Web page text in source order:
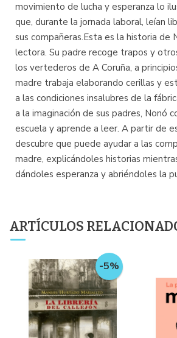
movimiento de lucha y esperanza lo
que, durante la jornada laboral, leían
sus compañeras.Esta es la historia de
lectora. Su padre recoge trapos y
los vertederos de A Coruña, a
madre trabaja elaborando cerillas y
a las condiciones insalubres de la
a la imaginación de sus padres, Nonó
escuela y aprende a leer. A partir de
descubre que puede ayudar a las
madre, explicándoles historias
dándoles esperanza y abriéndoles la
ARTÍCULOS
-5%